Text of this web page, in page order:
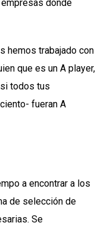
empresas donde
hemos trabajado con
que es un A player,
todos tus
fueran A
a encontrar a los
de selección de
Se